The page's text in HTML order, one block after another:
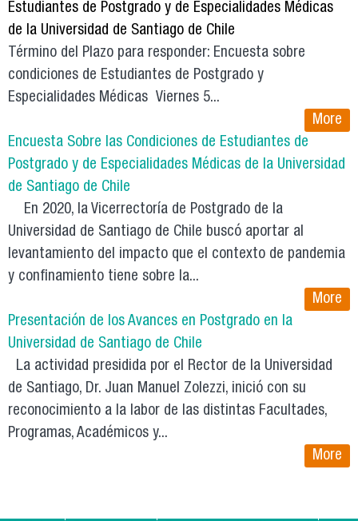
Estudiantes de Postgrado y de Especialidades Médicas
de la Universidad de Santiago de Chile
Término del Plazo para responder: Encuesta sobre
condiciones de Estudiantes de Postgrado y
Especialidades Médicas Viernes 5...
More
Encuesta Sobre las Condiciones de Estudiantes de
Postgrado y de Especialidades Médicas de la Universidad
de Santiago de Chile
En 2020, la Vicerrectoría de Postgrado de la
Universidad de Santiago de Chile buscó aportar al
levantamiento del impacto que el contexto de pandemia
y confinamiento tiene sobre la...
More
Presentación de los Avances en Postgrado en la
Universidad de Santiago de Chile
La actividad presidida por el Rector de la Universidad
de Santiago, Dr. Juan Manuel Zolezzi, inició con su
reconocimiento a la labor de las distintas Facultades,
Programas, Académicos y...
More